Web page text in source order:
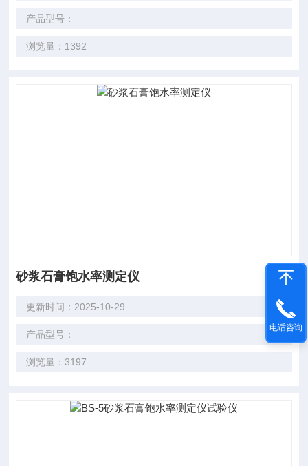
产品型号：
浏览量：1392
砂浆石膏饱水率测定仪
更新时间：2025-10-29
产品型号：
浏览量：3197
电话咨询